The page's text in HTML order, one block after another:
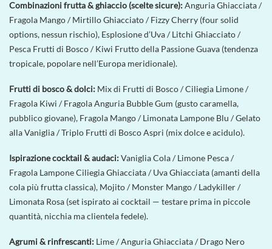
Combinazioni frutta & ghiaccio (scelte sicure):Anguria Ghiacciata /
Fragola Mango / Mirtillo Ghiacciato / Fizzy Cherry (four solid
options, nessun rischio), Esplosione d’Uva / Litchi Ghiacciato /
Pesca Frutti di Bosco / Kiwi Frutto della Passione Guava (tendenza
tropicale, popolare nell’Europa meridionale).
Frutti di bosco & dolci: Mix di Frutti di Bosco / Ciliegia Limone /
Fragola Kiwi / Fragola Anguria Bubble Gum (gusto caramella,
pubblico giovane), Fragola Mango / Limonata Lampone Blu / Gelato
alla Vaniglia / Triplo Frutti di Bosco Aspri (mix dolce e acidulo).
Ispirazione cocktail & audaci:Vaniglia Cola / Limone Pesca /
Fragola Lampone Ciliegia Ghiacciata / Uva Ghiacciata (amanti della
cola più frutta classica), Mojito / Monster Mango / Ladykiller /
Limonata Rosa (set ispirato ai cocktail — testare prima in piccole
quantità, nicchia ma clientela fedele).
Agrumi & rinfrescanti: Lime / Anguria Ghiacciata / Drago Nero